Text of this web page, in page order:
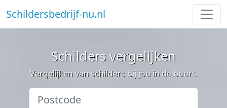
Schildersbedrijf-nu.nl
Schilders vergelijken
Vergelijken van schilders bij jou in de buurt.